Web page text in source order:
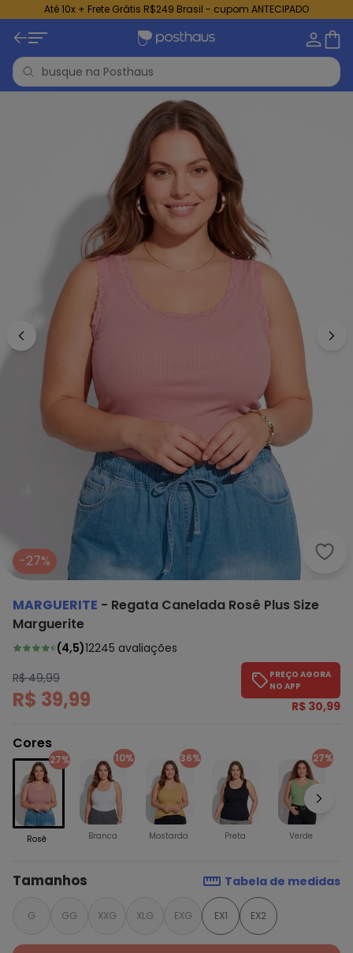
Até 10x + Frete Grátis R$249 Brasil - cupom ANTECIPADO
-27%
MARGUERITE - Regata Canelada Rosê Plus Size
Marguerite
(4,5)12245 avaliações
R$ 49,99
R$ 39,99
PREÇO AGORA
NO APP
R$ 30,99
Cores
27%
Rosê
10%
Branca
36%
Mostarda Preta
27%
Verde
Tamanhos Tabela de medidas
G GG XXG XLG EXG EX1 EX2